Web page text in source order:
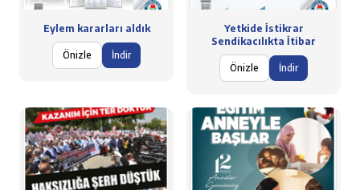
Eylem kararları aldık
Önizle İndir
Yetkide İstikrar
Sendikacılıkta İtibar
Önizle İndir